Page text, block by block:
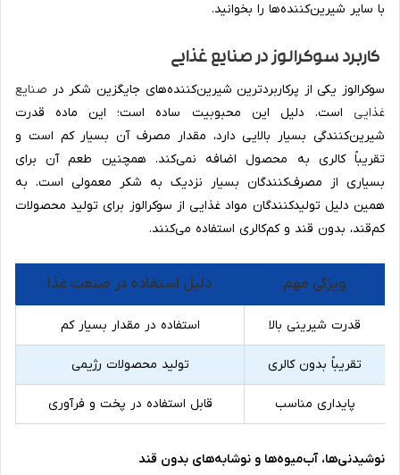
با سایر شیرین‌کننده‌ها را بخوانید.
کاربرد سوکرالوز در صنایع غذایی
سوکرالوز یکی از پرکاربردترین شیرین‌کننده‌های جایگزین شکر در صنایع
غذایی است. دلیل این محبوبیت ساده است؛ این ماده قدرت
شیرین‌کنندگی بسیار بالایی دارد، مقدار مصرف آن بسیار کم است و
تقریباً کالری به محصول اضافه نمی‌کند. همچنین طعم آن برای
بسیاری از مصرف‌کنندگان بسیار نزدیک به شکر معمولی است. به
همین دلیل تولیدکنندگان مواد غذایی از سوکرالوز برای تولید محصولات
کم‌قند، بدون قند و کم‌کالری استفاده می‌کنند.
ویژگی مهم دلیل استفاده در صنعت غذا
قدرت شیرینی بالا استفاده در مقدار بسیار کم
تقریباً بدون کالری تولید محصولات رژیمی
پایداری مناسب قابل استفاده در پخت و فرآوری
نوشیدنی‌ها، آب‌میوه‌ها و نوشابه‌های بدون قند